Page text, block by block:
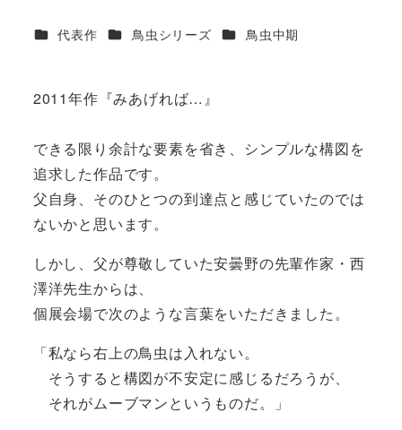
カテゴリー
代表作 カテゴリー
鳥虫シリーズ カテゴリー
鳥虫中期
2011年作『みあげれば…』
できる限り余計な要素を省き、シンプルな構図を
追求した作品です。
父自身、そのひとつの到達点と感じていたのでは
ないかと思います。
しかし、父が尊敬していた安曇野の先輩作家・西
澤洋先生からは、
個展会場で次のような言葉をいただきました。
「私なら右上の鳥虫は入れない。
そうすると構図が不安定に感じるだろうが、
それがムーブマンというものだ。」